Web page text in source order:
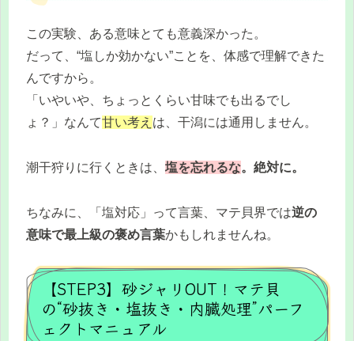
この実験、ある意味とても意義深かった。
だって、“塩しか効かない”ことを、体感で理解できた
んですから。
「いやいや、ちょっとくらい甘味でも出るでし
ょ？」なんて甘い考え は、干潟には通用しません。
潮干狩りに行くときは、 塩を忘れるな。絶対に。
ちなみに、「塩対応」って言葉、マテ貝界では逆の
意味で最上級の褒め言葉かもしれませんね。
【STEP3】砂ジャリOUT！マテ貝
の“砂抜き・塩抜き・内臓処理”パーフ
ェクトマニュアル